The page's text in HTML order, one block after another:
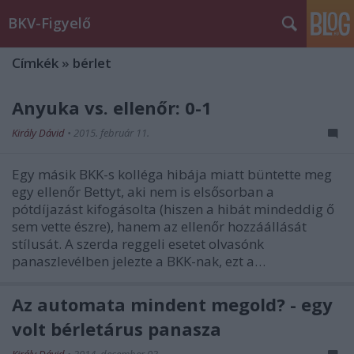
BKV-Figyelő
Címkék » bérlet
Anyuka vs. ellenőr: 0-1
Király Dávid • 2015. február 11.
Egy másik BKK-s kolléga hibája miatt büntette meg
egy ellenőr Bettyt, aki nem is elsősorban a
pótdíjazást kifogásolta (hiszen a hibát mindeddig ő
sem vette észre), hanem az ellenőr hozzáállását
stílusát. A szerda reggeli esetet olvasónk
panaszlevélben jelezte a BKK-nak, ezt a…
Az automata mindent megold? - egy
volt bérletárus panasza